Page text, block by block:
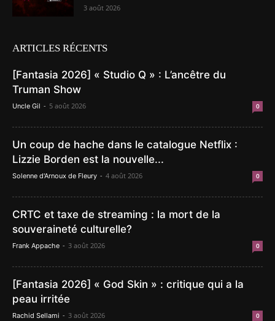
3 août 2026
ARTICLES RÉCENTS
[Fantasia 2026] « Studio Q » : L’ancêtre du
Truman Show
Uncle Gil - 5 août 2026 0
Un coup de hache dans le catalogue Netflix :
Lizzie Borden est la nouvelle...
Solenne d'Arnoux de Fleury - 4 août 2026 0
CRTC et taxe de streaming : la mort de la
souveraineté culturelle?
Frank Appache - 3 août 2026 0
[Fantasia 2026] « God Skin » : critique qui a la
peau irritée
Rachid Sellami - 3 août 2026 0